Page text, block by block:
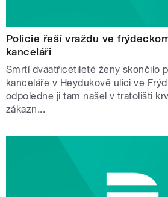
Policie řeší vraždu ve
kanceláři
Smrtí dvaatřicetileté ženy skončilo
kanceláře v Heydukově ulici ve
odpoledne ji tam našel v tratolišti
zákazn...